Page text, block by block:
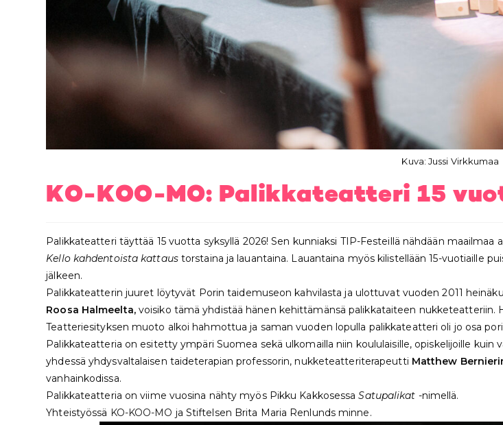
Kuva: Jussi Virkkumaa
KO-KOO-MO: Palikkateatteri 15
Palikkateatteri täyttää 15 vuotta syksyllä 2026! Sen kunniaksi TIP-Festeillä nähdään maailmaa
Kello kahdentoista kattaustorstaina ja lauantaina. Lauantaina myös kilistellään 15-vuotiaille
jälkeen.
Palikkateatterin juuret löytyvät Porin taidemuseon kahvilasta ja ulottuvat vuoden 2011
Roosa Halmeelta,voisiko tämä yhdistää hänen kehittämänsä palikkataiteen nukketeatteriin.
Teatteriesityksen muoto alkoi hahmottua ja saman vuoden lopulla palikkateatteri oli jo osa
Palikkateatteria on esitetty ympäri Suomea sekä ulkomailla niin koululaisille, opiskelijoille
yhdessä yhdysvaltalaisen taideterapian professorin, nukketeatteriterapeutti Matthew
vanhainkodissa.
Palikkateatteria on viime vuosina nähty myös Pikku KakkosessaSatupalikat -nimellä.
Yhteistyössä KO-KOO-MO ja Stiftelsen Brita Maria Renlunds minne.